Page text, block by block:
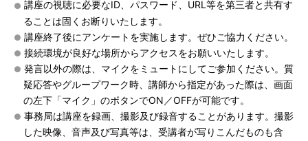
講座の視聴に必要なID、パスワード、URL等を第三者と共有す
ることは固くお断りいたします。
講座終了後にアンケートを実施します。ぜひご協力ください。
接続環境が良好な場所からアクセスをお願いいたします。
発言以外の際は、マイクをミュートにしてご参加ください。質
疑応答やグループワーク時、講師から指定があった際は、画面
の左下「マイク」のボタンでON／OFFが可能です。
事務局は講座を録画、撮影及び録音することがあります。撮影
した映像、音声及び写真等は、受講者が写りこんだものも含